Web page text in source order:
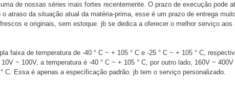
de nossas séries mais fortes recentemente. O prazo de execução pode
atraso da situação atual da matéria-prima, esse é um prazo de entrega
e originais, sem estoque. jb se dedica a oferecer o melhor serviço aos
faixa de temperatura de -40 ° C ~ + 105 ° C e -25 ° C ~ + 105 ° C,
~ 100V, a temperatura é -40 ° C ~ + 105 ° C, por outro lado, 160V ~ 400V
C. Essa é apenas a especificação padrão. jb tem o serviço personalizado.